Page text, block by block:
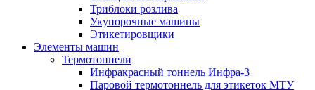
Триблоки розлива
Укупорочные машины
Этикетировщики
Элементы машин
Термотоннели
Инфракрасный тоннель Инфра-3
Паровой термотоннель для этикеток МТУ